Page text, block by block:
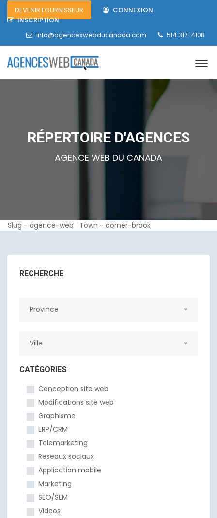
DEVENIR FOURNISSEUR
CONNEXION
INSCRIPTION
info@agenceswebducanada.com
514 317-4108
RÉPERTOIRE D'AGENCES
AGENCE WEB DU CANADA
Slug - agence-web Town - corner-brook
RECHERCHE
Province
Ville
CATÉGORIES
Conception site web
Modifications site web
Graphisme
ERP/CRM
Telemarketing
Reseaux sociaux
Application mobile
Marketing
SEO/SEM
Videos